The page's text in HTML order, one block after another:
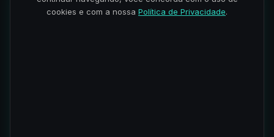
Engenharia de Dados com Python
cookies e com a nossa Política de Privacidade.